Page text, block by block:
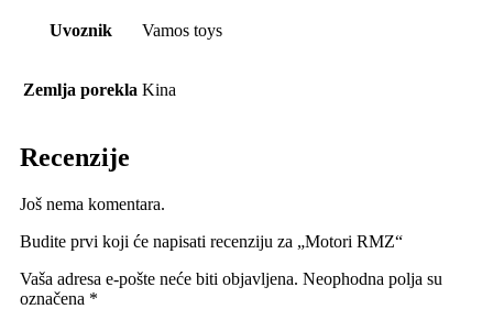
Uvoznik Vamos toys
Zemlja porekla Kina
Recenzije
Još nema komentara.
Budite prvi koji će napisati recenziju za „Motori RMZ“
Vaša adresa e-pošte neće biti objavljena. Neophodna polja su
označena *